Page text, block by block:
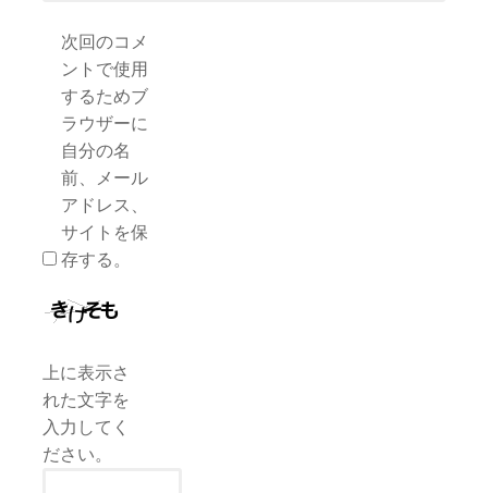
次回のコメ
ントで使用
するためブ
ラウザーに
自分の名
前、メール
アドレス、
サイトを保
存する。
上に表示さ
れた文字を
入力してく
ださい。